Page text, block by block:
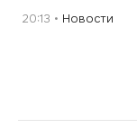
20:13 Новости